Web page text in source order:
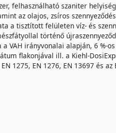
felhasználható szaniter
az olajos, zsíros
a tisztított felületen víz- és
történő
VAH irányvonalai alapján, 6 %-
flakonjával ill. a Kiehl-
1275, EN 1276, EN 13697 és az